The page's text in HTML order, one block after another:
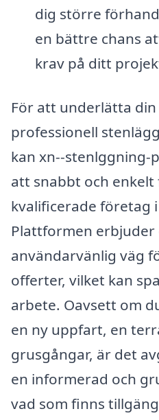
dig större
en bättre chans
krav på ditt
För att underlätta
professionell
kan xn--stenlggning-
att snabbt och
kvalificerade företag
Plattformen erbjuder
användarvänlig väg
offerter, vilket kan
arbete. Oavsett om
en ny uppfart, en
grusgångar, är det
en informerad och
vad som finns